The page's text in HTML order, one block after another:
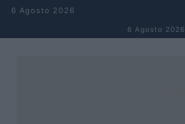
Salta al contenuto
6 Agosto 2026
6 Agosto 2026